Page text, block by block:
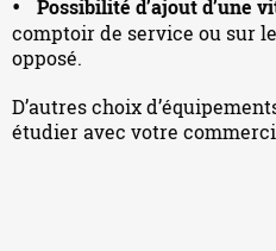
Possibilité d’ajout d’une
comptoir de service ou sur
opposé.
D’autres choix
étudier avec votre